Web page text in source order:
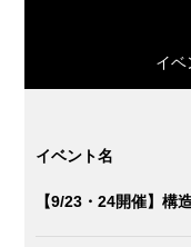
イ
イベント名
【9/23・24開催】構